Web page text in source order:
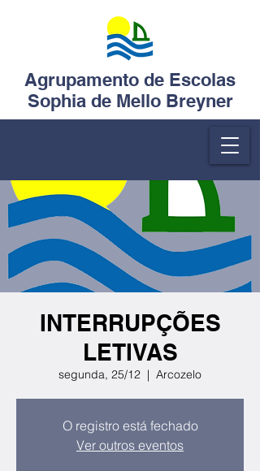
Agrupamento de Escolas
Sophia de Mello Breyner
INTERRUPÇÕES
LETIVAS
segunda, 25/12
  |
Arcozelo
O registro está fechado
Ver outros eventos